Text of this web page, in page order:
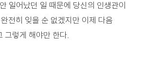
일어났던 일 때문에 당신의 인생관이
전히 잊을 순 없겠지만 이제 다음
그렇게 해야만 한다.